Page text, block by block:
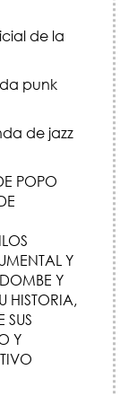
de la
punk
de jazz
POPO
Y
Y
HISTORIA,
SUS
Y